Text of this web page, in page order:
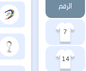
الرقم
7
14